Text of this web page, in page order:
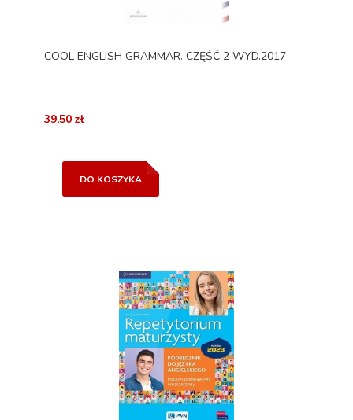
COOL ENGLISH GRAMMAR. CZĘŚĆ 2 WYD.2017
39,50 zł
DO KOSZYKA